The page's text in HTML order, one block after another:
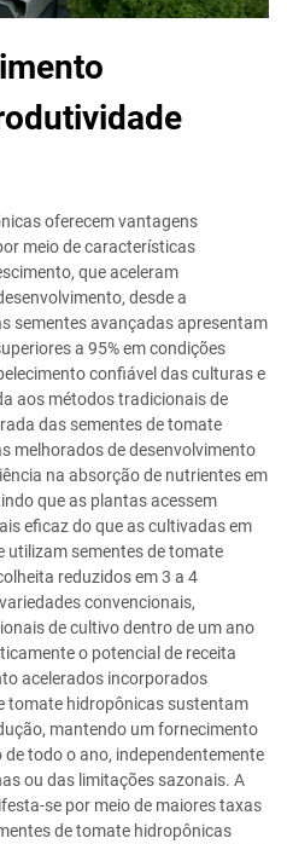
oferecem vantagens
meio de características
que aceleram
desde a
sementes avançadas apresentam
a 95% em condições
confiável das culturas e
aos métodos tradicionais de
das sementes de tomate
melhorados de desenvolvimento
na absorção de nutrientes em
que as plantas acessem
eficaz do que as cultivadas em
utilizam sementes de tomate
reduzidos em 3 a 4
convencionais,
de cultivo dentro de um ano
o potencial de receita
acelerados incorporados
tomate hidropônicas sustentam
mantendo um fornecimento
todo o ano, independentemente
ou das limitações sazonais. A
se por meio de maiores taxas
de tomate hidropônicas